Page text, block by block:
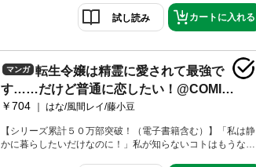
嬢が突き進む、恋愛ファンタジー第４弾！原作書き下ろし番
外編＆描き下ろしマンガW収録！
試し読み カートに入れる
マンガ
転生令嬢は精霊に愛されて最強で
す……だけど普通に恋したい！@COMIC
第6巻
【シリーズ累計５０万部突破！（電子書籍含む）】「私は静